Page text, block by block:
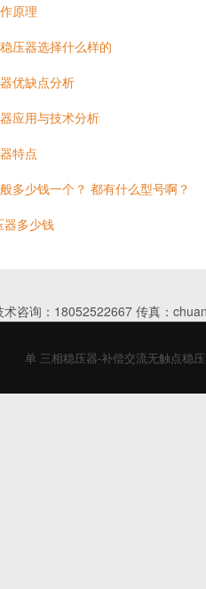
原理
压器选择什么样的
优缺点分析
应用与技术分析
特点
多少钱一个？ 都有什么型号啊？
器多少钱
咨询：18052522667 传真：
单 三相稳压器-补偿交流无触点稳